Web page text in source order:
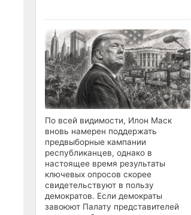
По всей видимости, Илон Маск
вновь намерен поддержать
предвыборные кампании
республиканцев, однако в
настоящее время результаты
ключевых опросов скорее
свидетельствуют в пользу
демократов. Если демократы
завоюют Палату представителей